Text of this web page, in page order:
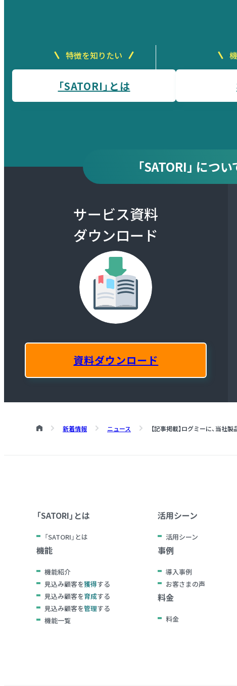
特徴を知りたい
「SATORI」とは
「SATORI」 につ
サービス資料
ダウンロード
資料ダウンロード
新着情報 ニュース 【記事掲載】ログミーに、当社
「SATORI」とは
「SATORI」とは
機能
機能紹介
見込み顧客を獲得する
見込み顧客を育成する
見込み顧客を管理する
機能一覧
活用シーン
活用シーン
事例
導入事例
お客さまの声
料金
料金